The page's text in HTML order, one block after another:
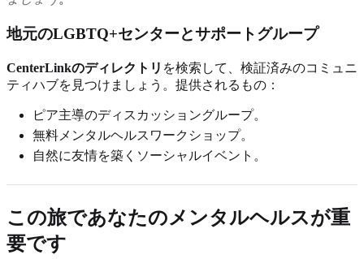
地元のLGBTQ+センターとサポートグループ
CenterLinkのディレクトリ を検索して、検証済みのコミュニ
ティハブを見つけましょう。提供されるもの：
ピア主導のディスカッショングループ。
無料メンタルヘルスワークショップ。
自然に友情を築くソーシャルイベント。
この旅であなたのメンタルヘルスが重
要です